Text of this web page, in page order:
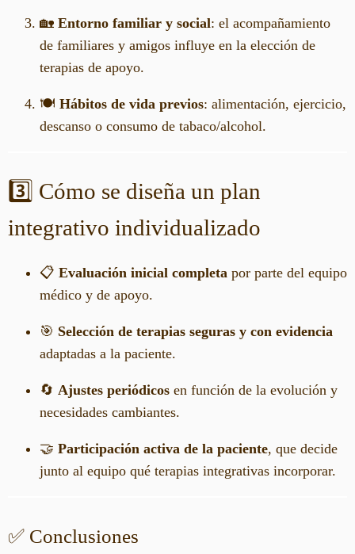
🏡 Entorno familiar y social: el acompañamiento
de familiares y amigos influye en la elección de
terapias de apoyo.
🍽️ Hábitos de vida previos: alimentación, ejercicio,
descanso o consumo de tabaco/alcohol.
3️⃣ Cómo se diseña un plan
integrativo individualizado
📋 Evaluación inicial completa por parte del equipo
médico y de apoyo.
🎯 Selección de terapias seguras y con evidencia
adaptadas a la paciente.
🔄 Ajustes periódicos en función de la evolución y
necesidades cambiantes.
🤝 Participación activa de la paciente, que decide
junto al equipo qué terapias integrativas incorporar.
✅ Conclusiones